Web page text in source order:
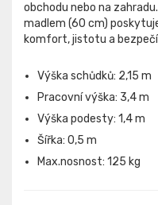
obchodu nebo na
madlem (60 cm)
komfort, jistotu a
Výška schůdků: 2,15 m
Pracovní výška: 3,4 m
Výška podesty: 1,4 m
Šířka: 0,5 m
Max.nosnost: 125 kg